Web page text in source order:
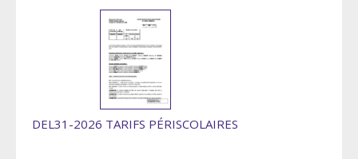
DEL31-2026 TARIFS PÉRISCOLAIRES